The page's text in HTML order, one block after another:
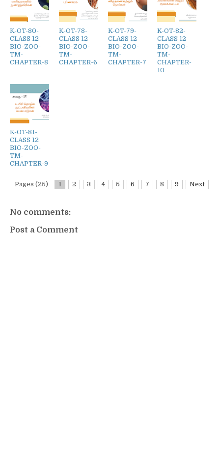
K-OT-80-
CLASS 12
BIO-ZOO-
TM-
CHAPTER-8
K-OT-78-
CLASS 12
BIO-ZOO-
TM-
CHAPTER-6
K-OT-79-
CLASS 12
BIO-ZOO-
TM-
CHAPTER-7
K-OT-82-
CLASS 12
BIO-ZOO-
TM-
CHAPTER-
10
K-OT-81-
CLASS 12
BIO-ZOO-
TM-
CHAPTER-9
Pages (25) 1 2 3 4 5 6 7 8 9 Next
No comments:
Post a Comment